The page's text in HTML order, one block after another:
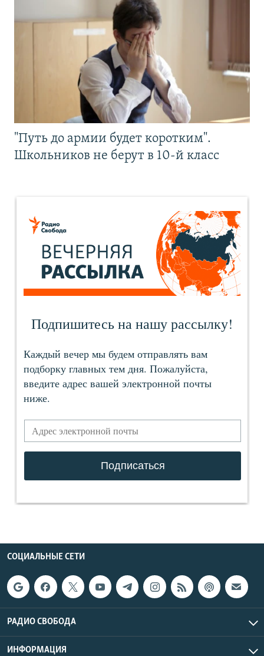
"Путь до армии будет коротким".
Школьников не берут в 10-й класс
СОЦИАЛЬНЫЕ СЕТИ
РАДИО СВОБОДА
ИНФОРМАЦИЯ